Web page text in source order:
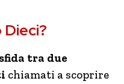
sfida tra due
chiamati a scoprire